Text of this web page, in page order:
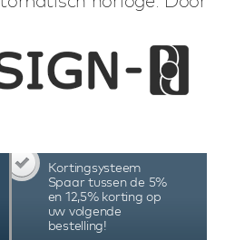
eenvoudig in. De
instellen. Deze
horloges. Met fraaie
biedt deze
stijl op te winden. De
watchwinders met
Kortingsysteem
Spaar tussen de 5%
en 12,5% korting op
uw volgende
bestelling!